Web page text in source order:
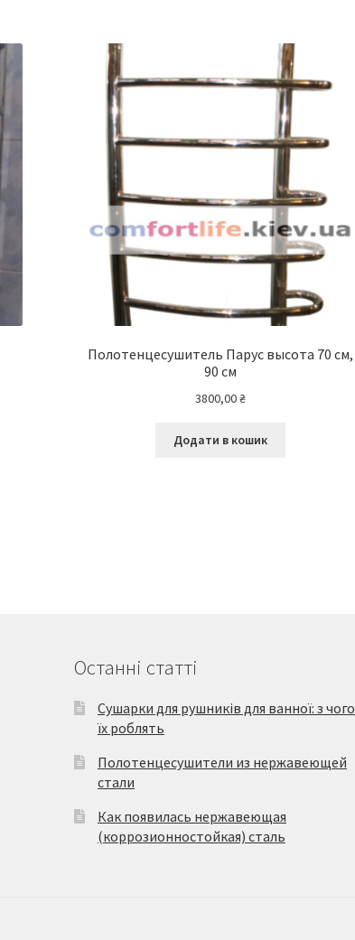
Полотенцесушитель Парус высота 70 см,
90 см
3800,00₴
Додати в кошик
Останні статті
Сушарки для рушників для ванної: з чого
їх роблять
Полотенцесушители из нержавеющей
стали
Как появилась нержавеющая
(коррозионностойкая) сталь